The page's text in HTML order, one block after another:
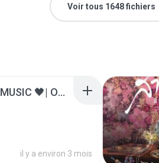
Voir tous 1648 fichiers
ไม่มีใครรู้ตัวเรา– UNHEARD MUSIC 🖤| Official Lyric Video | เพลงสู้ชีวิต
il y a environ 3 mois